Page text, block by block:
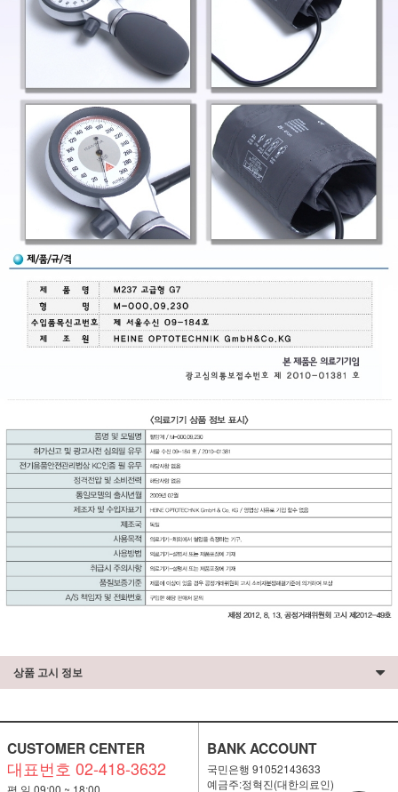
상품 고시 정보
CUSTOMER CENTER
대표번호 02-418-3632
평 일 09:00 ~ 18:00
BANK ACCOUNT
국민은행 91052143633
예금주:정혁진(대한의료인)